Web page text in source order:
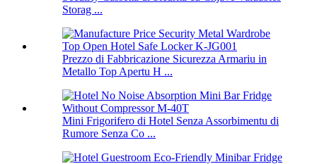
Storag ...
Prezzo di Fabbricazione Sicurezza Armariu in
Metallo Top Apertu H ...
Mini Frigorifero di Hotel Senza Assorbimentu di
Rumore Senza Co ...